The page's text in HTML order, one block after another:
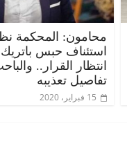
محامون: المحكمة
استئناف حبس
انتظار القرار..
تفاصيل تعذيبه
15 فبراير، 2020